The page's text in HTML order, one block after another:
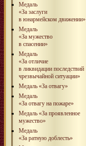
Медаль
«За заслуги
в юнармейском движении»
Медаль
«За мужество
в спасении»
Медаль
«За отличие
в ликвидации последствий
чрезвычайной ситуации»
Медаль «За отвагу»
Медаль
«За отвагу на пожаре»
Медаль «За проявленное
мужество»
Медаль
«За ратную доблесть»